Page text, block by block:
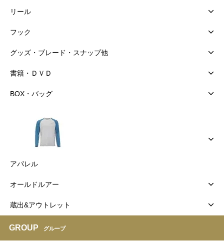
リール
フック
グッズ・ブレード・スナップ他
書籍・ＤＶＤ
BOX・バッグ
アパレル
オールドルアー
蔵出&アウトレット
GROUP グループ